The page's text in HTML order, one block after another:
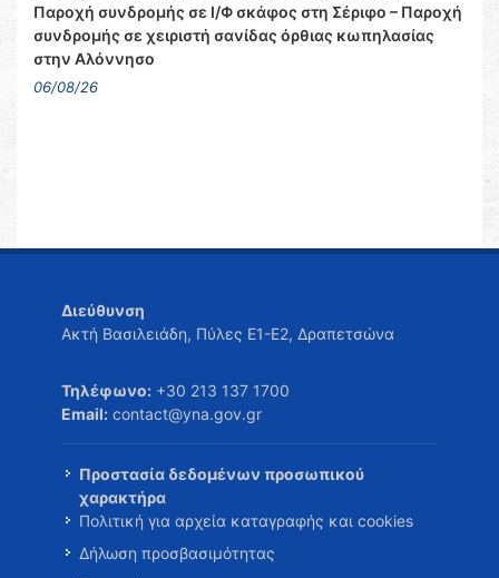
Παροχή συνδρομής σε Ι/Φ σκάφος στη Σέριφο – Παροχή
συνδρομής σε χειριστή σανίδας όρθιας κωπηλασίας
στην Αλόννησο
06/08/26
Διεύθυνση
Ακτή Βασιλειάδη, Πύλες Ε1-Ε2, Δραπετσώνα
Τηλέφωνο: +30 213 137 1700
Email: contact@yna.gov.gr
Προστασία δεδομένων προσωπικού
χαρακτήρα
Πολιτική για αρχεία καταγραφής και cookies
Δήλωση προσβασιμότητας